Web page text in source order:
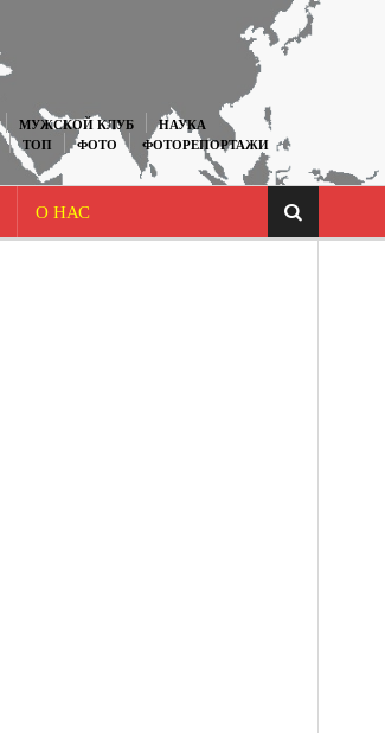
МУЖСКОЙ КЛУБ
НАУКА
ТОП ФОТО
ФОТОРЕПОРТАЖИ
О НАС